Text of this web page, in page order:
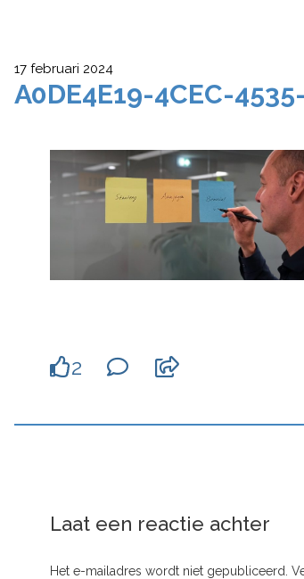
17 februari 2024
A0DE4E19-4CEC-
2
Laat een reactie achter
Het e-mailadres wordt niet gepubliceerd.